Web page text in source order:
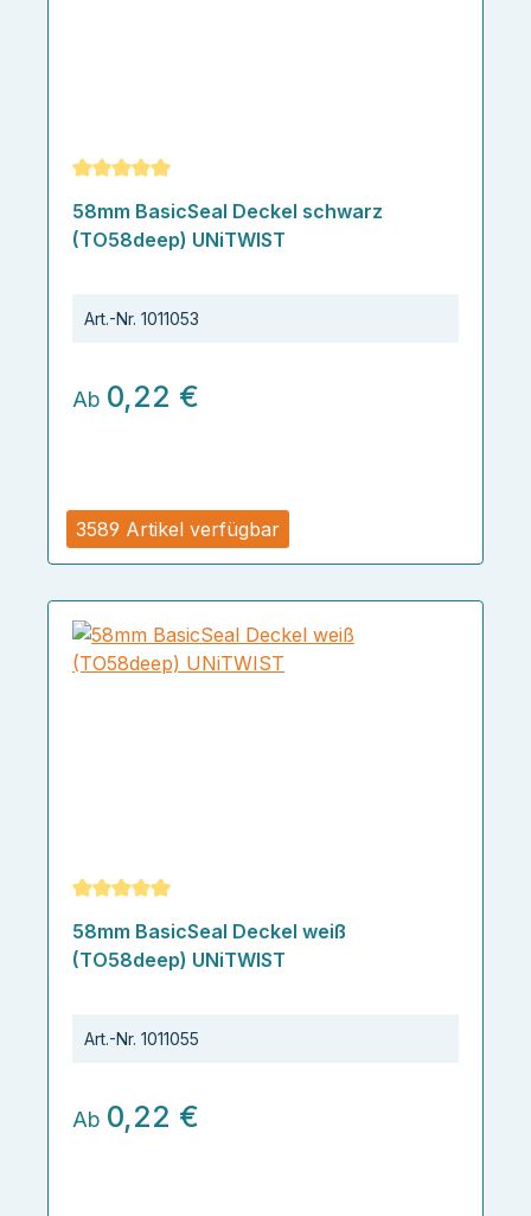
3589 Artikel verfügbar
Durchschnittliche Bewertung von 5 von 5 Sternen
58mm BasicSeal Deckel schwarz
(TO58deep) UNiTWIST
Art.-Nr. 1011053
Ab 0,22 €
Durchschnittliche Bewertung von 5 von 5 Sternen
58mm BasicSeal Deckel weiß
(TO58deep) UNiTWIST
Art.-Nr. 1011055
Ab 0,22 €